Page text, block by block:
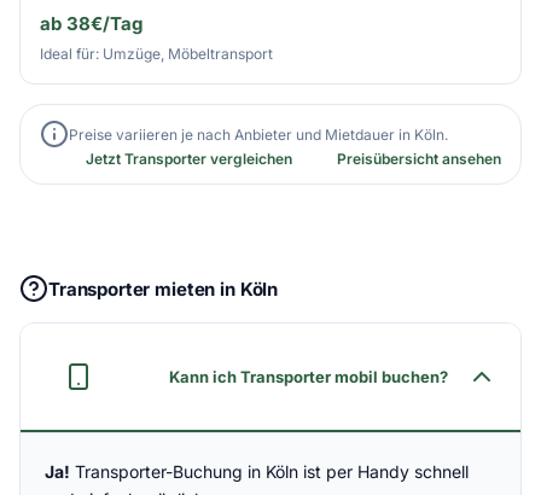
ab 38€/Tag
Ideal für: Umzüge, Möbeltransport
Preise variieren je nach Anbieter und Mietdauer in Köln.
Jetzt Transporter vergleichen
Preisübersicht ansehen
Transporter mieten in Köln
Kann ich Transporter mobil buchen?
Ja! Transporter-Buchung in Köln ist per Handy schnell